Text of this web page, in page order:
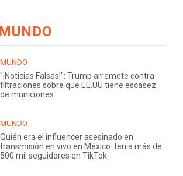
MUNDO
"¡Noticias Falsas!": Trump arremete contra
filtraciones sobre que EE.UU tiene escasez
de municiones
MUNDO
Quién era el influencer asesinado en
transmisión en vivo en México: tenía más de
500 mil seguidores en TikTok